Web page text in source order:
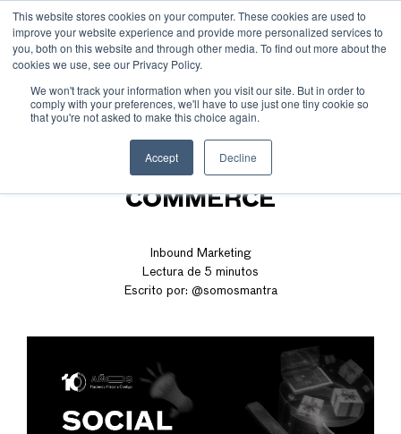
This website stores cookies on your computer. These cookies are used to
improve your website experience and provide more personalized services to
you, both on this website and through other media. To find out more about the
cookies we use, see our Privacy Policy.
We won't track your information when you visit our site. But in order to
comply with your preferences, we'll have to use just one tiny cookie so
that you're not asked to make this choice again.
Accept Decline
CÓMO VENDER POR REDES
SOCIALES: SOCIAL
COMMERCE
Inbound Marketing
Lectura de 5 minutos
Escrito por: @somosmantra